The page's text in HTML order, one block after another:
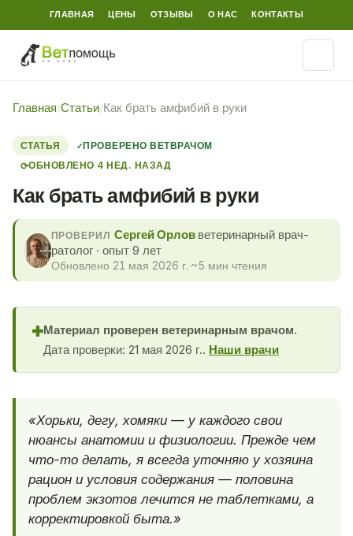
ГЛАВНАЯ ЦЕНЫ ОТЗЫВЫ О НАС КОНТАКТЫ
Главная/Статьи/Как брать амфибий в руки
СТАТЬЯ
ПРОВЕРЕНО ВЕТВРАЧОМ
⟳ОБНОВЛЕНО 4 НЕД. НАЗАД
Как брать амфибий в руки
ПРОВЕРИЛ Сергей Орлов ветеринарный врач-
ратолог · опыт 9 лет
Обновлено 21 мая 2026 г. ~5 мин чтения
✚Материал проверен ветеринарным врачом.
Дата проверки: 21 мая 2026 г.. Наши врачи
«Хорьки, дегу, хомяки — у каждого свои
нюансы анатомии и физиологии. Прежде чем
что-то делать, я всегда уточняю у хозяина
рацион и условия содержания — половина
проблем экзотов лечится не таблетками, а
корректировкой быта.»